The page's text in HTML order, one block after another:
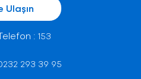
Ulaşın
: 153
293 39 95